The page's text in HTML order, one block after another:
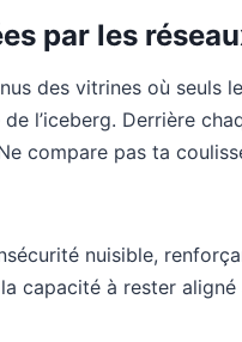
par les
des vitrines où seuls
de l’iceberg. Derrière
compare pas ta
nuisible,
capacité à rester